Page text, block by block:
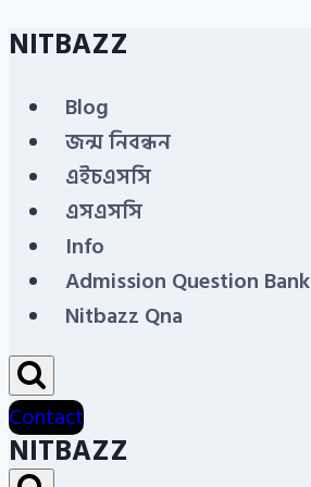
Skip
content
NITBAZZ
Blog
জন্ম নিবন্ধন
এইচএসসি
এসএসসি
Info
Admission Question Bank
Nitbazz Qna
Contact
NITBAZZ